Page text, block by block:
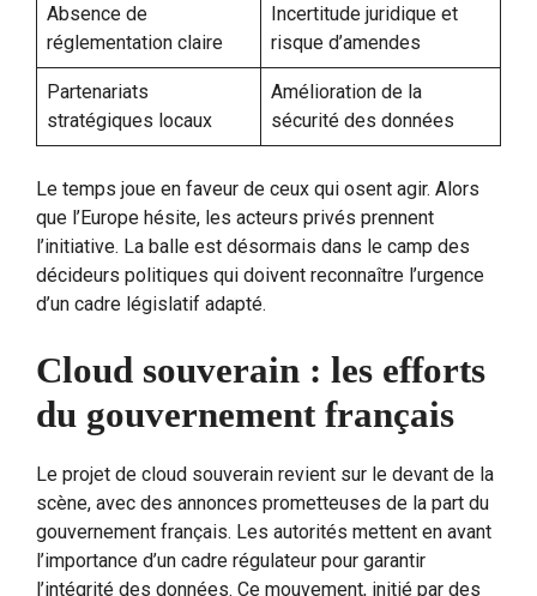
Absence de
réglementation claire
Incertitude juridique et
risque d’amendes
Partenariats
stratégiques locaux
Amélioration de la
sécurité des données
Le temps joue en faveur de ceux qui osent agir. Alors
que l’Europe hésite, les acteurs privés prennent
l’initiative. La balle est désormais dans le camp des
décideurs politiques qui doivent reconnaître l’urgence
d’un cadre législatif adapté.
Cloud souverain : les efforts
du gouvernement français
Le projet de cloud souverain revient sur le devant de la
scène, avec des annonces prometteuses de la part du
gouvernement français. Les autorités mettent en avant
l’importance d’un cadre régulateur pour garantir
l’intégrité des données. Ce mouvement, initié par des